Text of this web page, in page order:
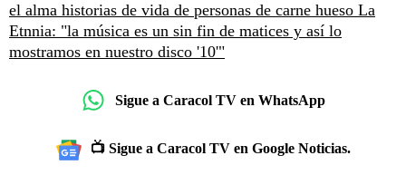
el alma historias de vida de personas de carne hueso La
Etnnia: "la música es un sin fin de matices y así lo
mostramos en nuestro disco '10'"
Sigue a Caracol TV en WhatsApp
📺 Sigue a Caracol TV en Google Noticias.